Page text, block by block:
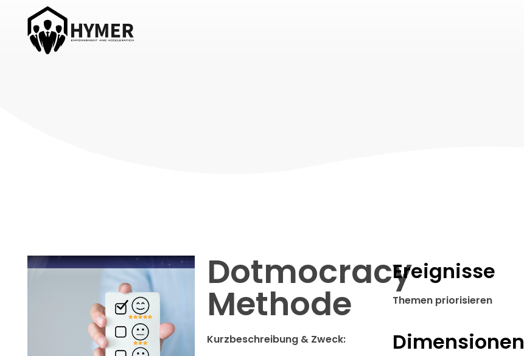
Dotmocracy
Methode
Kurzbeschreibung & Zweck:
Ereignisse
Themen priorisieren
Dimensionen